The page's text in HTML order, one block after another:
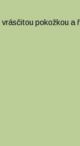
pokožkou a